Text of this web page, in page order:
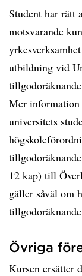
Student har rätt
motsvarande
utbildning vid
Mer information
universitets
12 kap) till
gäller såväl om
Övriga
Kursen ersätter